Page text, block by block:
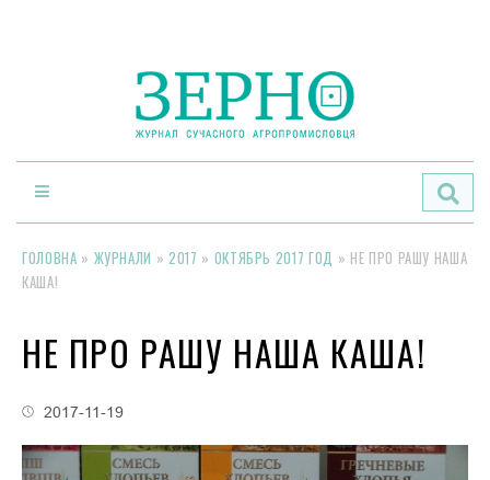
ГОЛОВНА » ЖУРНАЛИ »2017 » ОКТЯБРЬ 2017 ГОД » НЕ ПРО РАШУ НАША
КАША!
НЕ ПРО РАШУ НАША КАША!
2017-11-19